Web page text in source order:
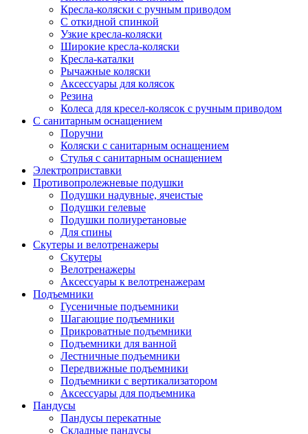
Кресла-коляски с ручным приводом
С откидной спинкой
Узкие кресла-коляски
Широкие кресла-коляски
Кресла-каталки
Рычажные коляски
Аксессуары для колясок
Резина
Колеса для кресел-колясок с ручным приводом
С санитарным оснащением
Поручни
Коляски с санитарным оснащением
Стулья с санитарным оснащением
Электроприставки
Противопролежневые подушки
Подушки надувные, ячеистые
Подушки гелевые
Подушки полиуретановые
Для спины
Скутеры и велотренажеры
Скутеры
Велотренажеры
Аксессуары к велотренажерам
Подъемники
Гусеничные подъемники
Шагающие подъемники
Прикроватные подъемники
Подъемники для ванной
Лестничные подъемники
Передвижные подъемники
Подъемники с вертикализатором
Аксессуары для подъемника
Пандусы
Пандусы перекатные
Складные пандусы